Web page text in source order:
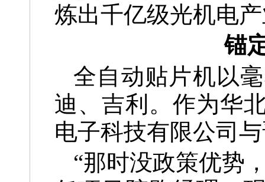
炼出千亿级光机电
锚
全自动贴片机以
迪、吉利。作为华
电子科技有限公司
“那时没政策优势